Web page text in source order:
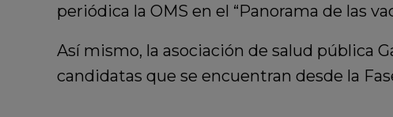
periódica la OMS en el “Panorama de las
Así mismo, la asociación de salud pública
candidatas que se encuentran desde la